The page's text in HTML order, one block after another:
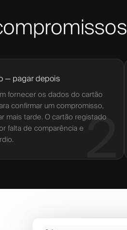
2
— pagar depois
fornecer os dados do cartão
confirmar um compromisso,
mais tarde. O cartão registado
falta de comparência e